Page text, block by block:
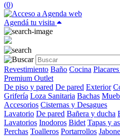
(0)
Agendá tu visita
Revestimiento Baño Cocina
Premium Outlet
De piso y pared De pared Exterior
Grifería Loza Sanitaria Bachas
Accesorios Cisternas y Desagues
Lavatorio De pared Bañera y ducha
Lavatorios Inodoros Bidet Tapas y
Perchas Toalleros Portarrollos